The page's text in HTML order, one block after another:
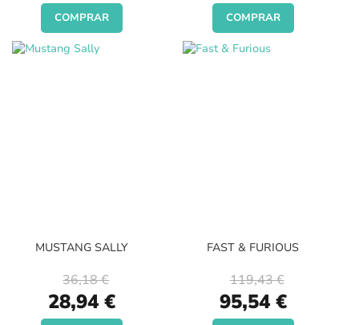
COMPRAR COMPRAR
MUSTANG SALLY
Special
Price
28,94 €
36,18 €
FAST & FURIOUS
Special
Price
95,54 €
119,43 €